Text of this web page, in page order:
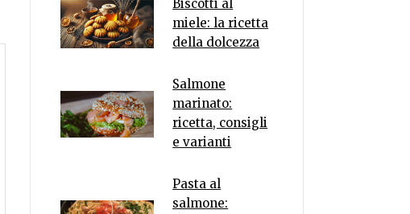
Biscotti al
miele: la ricetta
della dolcezza
Salmone
marinato:
ricetta, consigli
e varianti
Pasta al
salmone: